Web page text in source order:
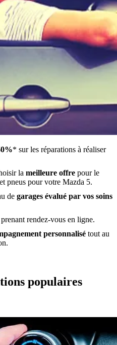
* sur les réparations à réaliser
la meilleure offre pour le
pneus pour votre Mazda 5.
de garages évalué par vos soins
rendez-vous en ligne.
personnalisé tout au
populaires